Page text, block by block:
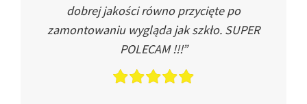
dobrej jakości równo przycięte po
zamontowaniu wygląda jak szkło. SUPER
POLECAM !!!”